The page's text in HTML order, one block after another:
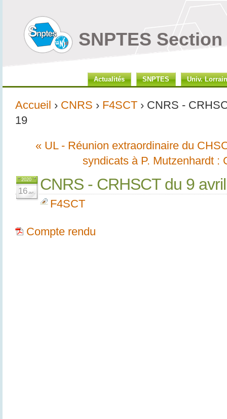
SNPTES
Actualités SNPTES Univ.
Accueil › CNRS › F4SCT › CNRS -
19
« UL - Réunion extraordinaire du
syndicats à P. Mutzenhardt :
2020
16 avr. CNRS - CRHSCT du 9
F4SCT
Compte rendu